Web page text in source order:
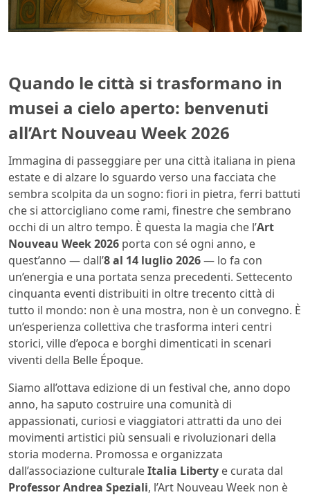
Quando le città si trasformano in
musei a cielo aperto: benvenuti
all’Art Nouveau Week 2026
Immagina di passeggiare per una città italiana in piena
estate e di alzare lo sguardo verso una facciata che
sembra scolpita da un sogno: fiori in pietra, ferri battuti
che si attorcigliano come rami, finestre che sembrano
occhi di un altro tempo. È questa la magia che l’Art
Nouveau Week 2026 porta con sé ogni anno, e
quest’anno — dall’8 al 14 luglio 2026— lo fa con
un’energia e una portata senza precedenti. Settecento
cinquanta eventi distribuiti in oltre trecento città di
tutto il mondo: non è una mostra, non è un convegno. È
un’esperienza collettiva che trasforma interi centri
storici, ville d’epoca e borghi dimenticati in scenari
viventi della Belle Époque.
Siamo all’ottava edizione di un festival che, anno dopo
anno, ha saputo costruire una comunità di
appassionati, curiosi e viaggiatori attratti da uno dei
movimenti artistici più sensuali e rivoluzionari della
storia moderna. Promossa e organizzata
dall’associazione culturaleItalia Liberty e curata dal
Professor Andrea Speziali, l’Art Nouveau Week non è